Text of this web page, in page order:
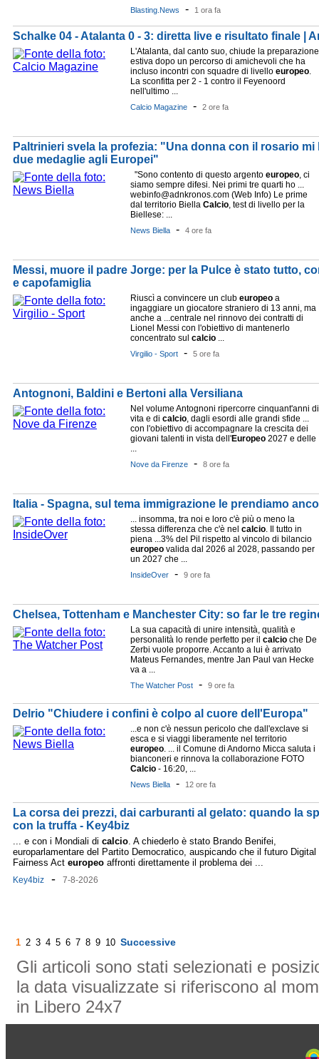
Blasting.News - 1 ora fa
Schalke 04 - Atalanta 0 - 3: diretta live e risultato finale |
L'Atalanta, dal canto suo, chiude la preparazione
estiva dopo un percorso di amichevoli che ha
incluso incontri con squadre di livello europeo.
La sconfitta per 2 - 1 contro il Feyenoord
nell'ultimo ...
Calcio Magazine - 2 ore fa
Paltrinieri svela la profezia: "Una donna con il rosario
due medaglie agli Europei"
"Sono contento di questo argento europeo, ci
siamo sempre difesi. Nei primi tre quarti ho ...
webinfo@adnkronos.com (Web Info) Le prime
dal territorio Biella Calcio, test di livello per la
Biellese: ...
News Biella - 4 ore fa
Messi, muore il padre Jorge: per la Pulce è stato tutto,
e capofamiglia
Riuscì a convincere un club europeo a
ingaggiare un giocatore straniero di 13 anni, ma
anche a ...centrale nel rinnovo dei contratti di
Lionel Messi con l'obiettivo di mantenerlo
concentrato sul calcio ...
Virgilio - Sport - 5 ore fa
Antognoni, Baldini e Bertoni alla Versiliana
Nel volume Antognoni ripercorre cinquant'anni di
vita e di calcio, dagli esordi alle grandi sfide ...
con l'obiettivo di accompagnare la crescita dei
giovani talenti in vista dell'Europeo 2027 e delle
...
Nove da Firenze - 8 ore fa
Italia - Spagna, sul tema immigrazione le prendiamo
... insomma, tra noi e loro c'è più o meno la
stessa differenza che c'è nel calcio. Il tutto in
piena ...3% del Pil rispetto al vincolo di bilancio
europeo valida dal 2026 al 2028, passando per
un 2027 che ...
InsideOver - 9 ore fa
Chelsea, Tottenham e Manchester City: so far le tre
La sua capacità di unire intensità, qualità e
personalità lo rende perfetto per il calcio che De
Zerbi vuole proporre. Accanto a lui è arrivato
Mateus Fernandes, mentre Jan Paul van Hecke
va a ...
The Watcher Post - 9 ore fa
Delrio "Chiudere i confini è colpo al cuore dell'Europa"
...e non c'è nessun pericolo che dall'exclave si
esca e si viaggi liberamente nel territorio
europeo. ... il Comune di Andorno Micca saluta i
bianconeri e rinnova la collaborazione FOTO
Calcio - 16:20, ...
News Biella - 12 ore fa
La corsa dei prezzi, dai carburanti al gelato: quando la
con la truffa - Key4biz
... e con i Mondiali di calcio. A chiederlo è stato Brando Benifei,
europarlamentare del Partito Democratico, auspicando che il futuro Digital
Fairness Act europeo affronti direttamente il problema dei ...
Key4biz - 7-8-2026
1 2 3 4 5 6 7 8 9 10 Successive
Gli articoli sono stati selezionati e
la data visualizzate si riferiscono al
in Libero 24x7